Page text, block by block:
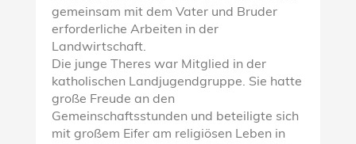
gemeinsam mit dem Vater und Bruder
erforderliche Arbeiten in der
Landwirtschaft.
Die junge Theres war Mitglied in der
katholischen Landjugendgruppe. Sie hatte
große Freude an den
Gemeinschaftsstunden und beteiligte sich
mit großem Eifer am religiösen Leben in